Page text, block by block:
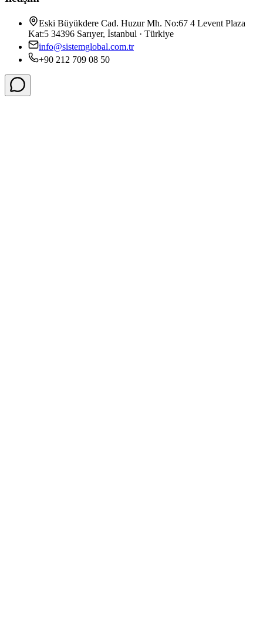
Eski Büyükdere Cad. Huzur Mh. No:67 4 Levent Plaza
Kat:5 34396 Sarıyer, İstanbul · Türkiye
info@sistemglobal.com.tr
+90 212 709 08 50